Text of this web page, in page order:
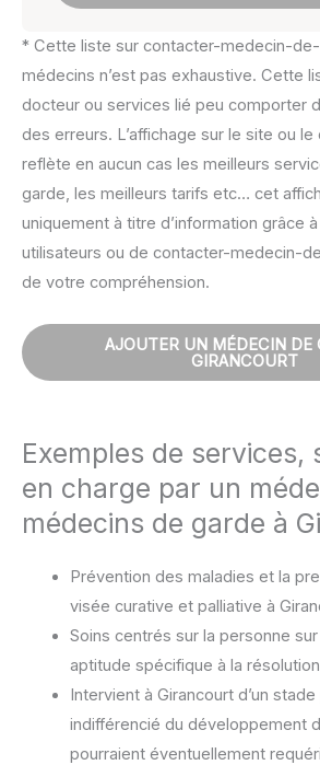
* Cette liste sur contacter-medecin-
médecins n’est pas exhaustive. Cette
docteur ou services lié peu comporter
des erreurs. L’affichage sur le site ou
reflète en aucun cas les meilleurs
garde, les meilleurs tarifs etc… cet
uniquement à titre d’information grâce à
utilisateurs ou de contacter-medecin-
de votre compréhension.
AJOUTER UN MÉDECIN DE
GIRANCOURT
Exemples de services,
en charge par un
médecins de garde à
Prévention des maladies et la
visée curative et palliative à
Soins centrés sur la personne
aptitude spécifique à la
Intervient à Girancourt d’un
indifférencié du développement
pourraient éventuellement